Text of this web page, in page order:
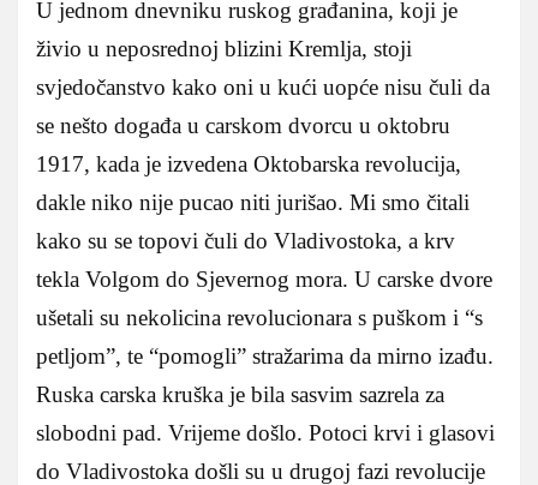
U jednom dnevniku ruskog građanina, koji je
živio u neposrednoj blizini Kremlja, stoji
svjedočanstvo kako oni u kući uopće nisu čuli da
se nešto događa u carskom dvorcu u oktobru
1917, kada je izvedena Oktobarska revolucija,
dakle niko nije pucao niti jurišao. Mi smo čitali
kako su se topovi čuli do Vladivostoka, a krv
tekla Volgom do Sjevernog mora. U carske dvore
ušetali su nekolicina revolucionara s puškom i “s
petljom”, te “pomogli” stražarima da mirno izađu.
Ruska carska kruška je bila sasvim sazrela za
slobodni pad. Vrijeme došlo. Potoci krvi i glasovi
do Vladivostoka došli su u drugoj fazi revolucije